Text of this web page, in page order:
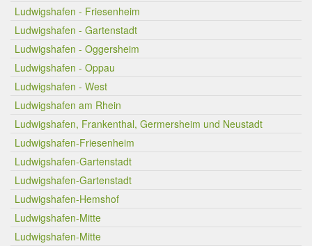
Ludwigshafen - Friesenheim
Ludwigshafen - Gartenstadt
Ludwigshafen - Oggersheim
Ludwigshafen - Oppau
Ludwigshafen - West
Ludwigshafen am Rhein
Ludwigshafen, Frankenthal, Germersheim und Neustadt
Ludwigshafen-Friesenheim
Ludwigshafen-Gartenstadt
Ludwigshafen-Gartenstadt
Ludwigshafen-Hemshof
Ludwigshafen-Mitte
Ludwigshafen-Mitte